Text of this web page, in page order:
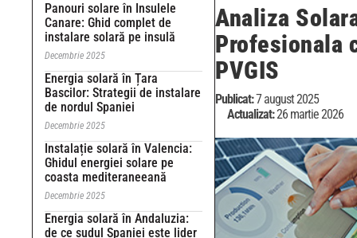
Panouri solare în Insulele
Canare: Ghid complet de
instalare solară pe insulă
Decembrie 2025
Energia solară în Țara
Bascilor: Strategii de instalare
de nordul Spaniei
Decembrie 2025
Instalație solară în Valencia:
Ghidul energiei solare pe
coasta mediteraneeană
Decembrie 2025
Energia solară în Andaluzia:
de ce sudul Spaniei este lider
Analiza
Profesionala
PVGIS
Publicat:7 august 2025
Actualizat:26 martie 2026